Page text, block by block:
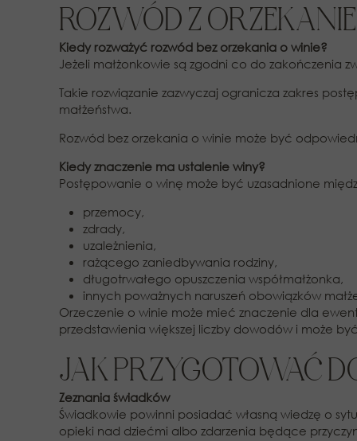
ROZWÓD Z
Kiedy rozważyć rozwód bez orzekania o winie?
Jeżeli małżonkowie są zgodni co do zakończenia
Takie rozwiązanie zazwyczaj ogranicza zakres
małżeństwa.
Rozwód bez orzekania o winie może być
Kiedy znaczenie ma ustalenie winy?
Postępowanie o winę może być uzasadnione
przemocy,
zdrady,
uzależnienia,
rażącego zaniedbywania rodziny,
długotrwałego opuszczenia współmałżonka,
innych poważnych naruszeń obowiązków
Orzeczenie o winie może mieć znaczenie dla
przedstawienia większej liczby dowodów i może
JAK PRZYGOTOWAĆ
Zeznania świadków
Świadkowie powinni posiadać własną wiedzę o
opieki nad dziećmi albo zdarzenia będące